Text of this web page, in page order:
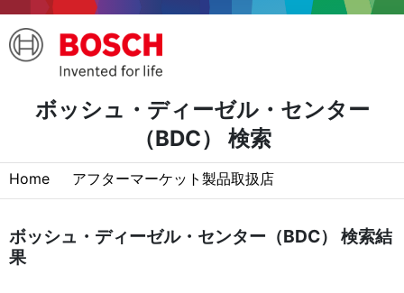
ボッシュ・ディーゼル・センター
（BDC） 検索
Home アフターマーケット製品取扱店
ボッシュ・ディーゼル・センター（BDC） 検索結
果